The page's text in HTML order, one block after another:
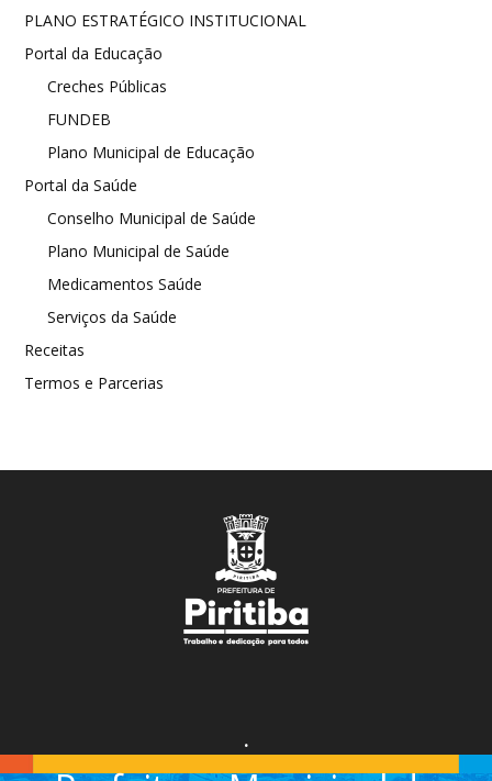
PLANO ESTRATÉGICO INSTITUCIONAL
Portal da Educação
Creches Públicas
FUNDEB
Plano Municipal de Educação
Portal da Saúde
Conselho Municipal de Saúde
Plano Municipal de Saúde
Medicamentos Saúde
Serviços da Saúde
Receitas
Termos e Parcerias
.